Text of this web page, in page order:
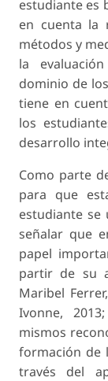
estudiante es
en cuenta la
métodos y
la
dominio de
tiene en
los
desarrollo
Como parte
para que
estudiante se
señalar que
papel
partir de su
Maribel
Ivonne,
mismos
formación de
través del